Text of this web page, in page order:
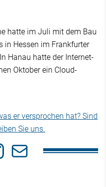
hatte im Juli mit dem Bau
in Hessen im Frankfurter
Hanau hatte der Internet-
Oktober ein Cloud-
er versprochen hat? Sind
Sie uns.